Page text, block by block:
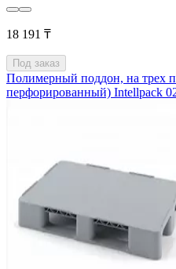
18 191 ₸
Под заказ
Полимерный поддон, на трех
перфорированный) Intellpack